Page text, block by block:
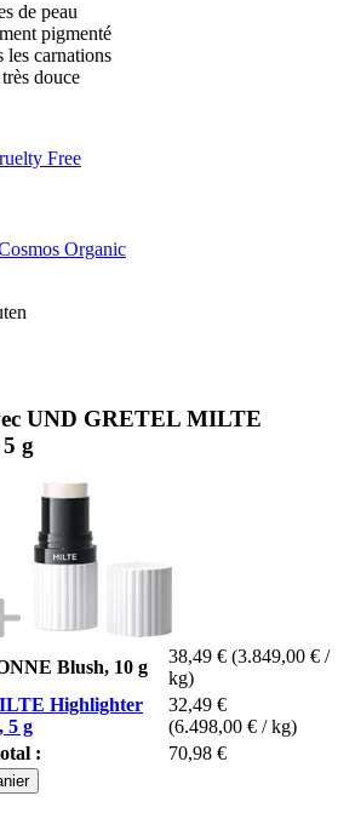
de peau
pigmenté
les carnations
douce
Free
Organic
UND GRETEL MILTE
g
Blush, 10 g
38,49 € (3.849,00 € /
kg)
Highlighter
5 g
32,49 €
(6.498,00 € / kg)
:
70,98 €